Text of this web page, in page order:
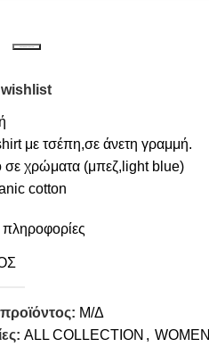
με τσέπη,σε άνετη γραμμή.
σε χρώματα (μπεζ,light blue)
cotton
Μ/Δ
ALL COLLECTION , WOMEN